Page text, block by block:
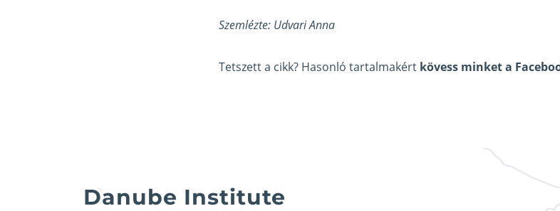
Szemlézte: Udvari Anna
Tetszett a cikk? Hasonló tartalmakért kövess minket a
Danube Institute